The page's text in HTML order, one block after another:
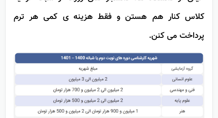
خیلی از دانشگاه ها، دانشجو های روزانه و شبانه تو یه
کلاس کنار هم هستن و فقط هزینه ی کمی هر ترم
پرداخت می کنن.